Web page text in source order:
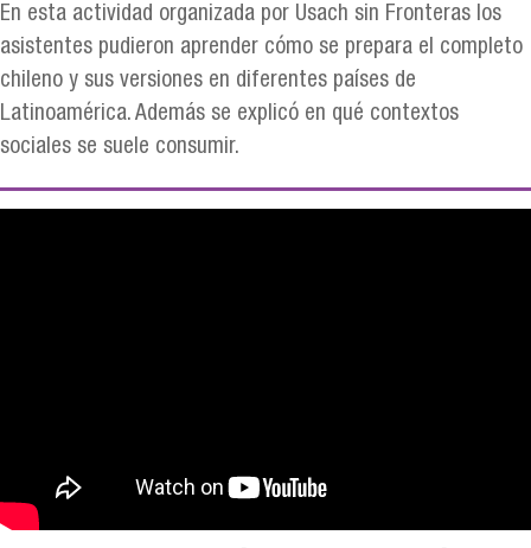
En esta actividad organizada por Usach sin Fronteras los
asistentes pudieron aprender cómo se prepara el completo
chileno y sus versiones en diferentes países de
Latinoamérica. Además se explicó en qué contextos
sociales se suele consumir.